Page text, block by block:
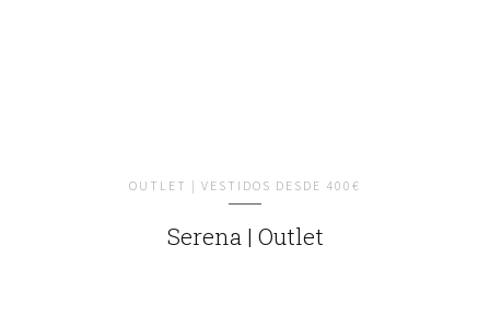
OUTLET | VESTIDOS DESDE 400€
Serena | Outlet